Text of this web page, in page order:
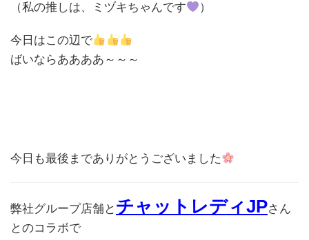
（私の推しは、ミヅキちゃんです
）
今日はこの辺で
ばいならああああ～～～
今日も最後までありがとうございました
弊社グループ店舗と チャットレディJPさん
とのコラボで